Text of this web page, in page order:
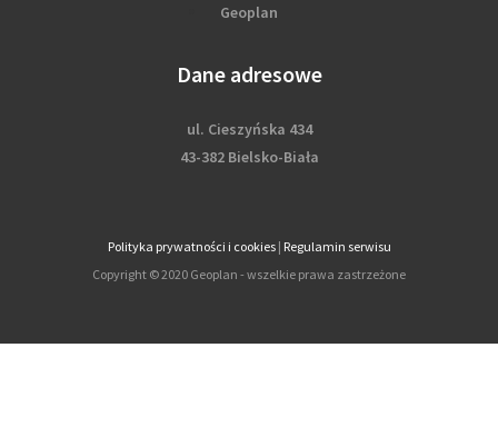
Geoplan
Dane adresowe
ul. Cieszyńska 434
43-382 Bielsko-Biała
Polityka prywatności i cookies| Regulamin serwisu
Copyright © 2020 Geoplan - wszelkie prawa zastrzeżone